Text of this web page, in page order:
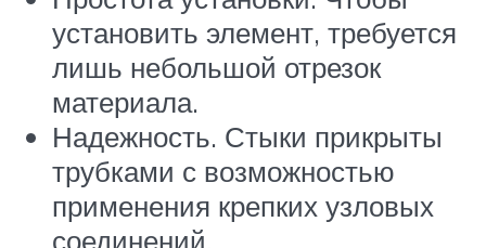
установить элемент, требуется
лишь небольшой отрезок
материала.
Надежность. Стыки прикрыты
трубками с возможностью
применения крепких узловых
соединений.